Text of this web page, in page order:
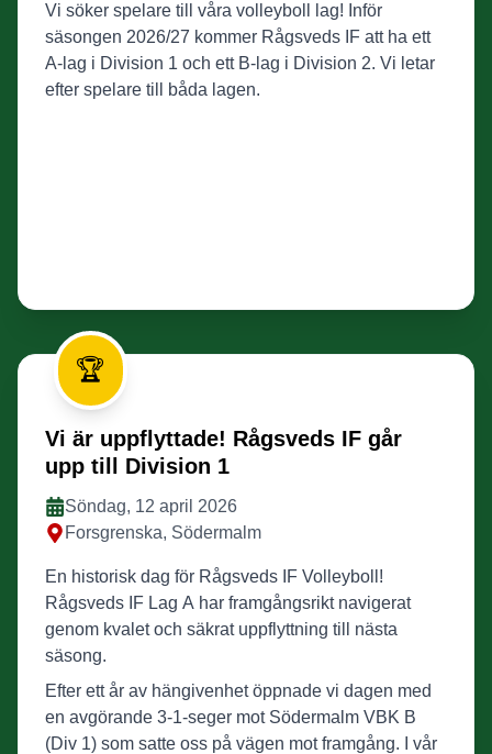
Vi söker spelare till våra volleyboll lag! Inför
säsongen 2026/27 kommer Rågsveds IF att ha ett
A-lag i Division 1 och ett B-lag i Division 2. Vi letar
efter spelare till båda lagen.
🏆
Vi är uppflyttade! Rågsveds IF går
upp till Division 1
Söndag, 12 april 2026
Forsgrenska, Södermalm
En historisk dag för Rågsveds IF Volleyboll!
Rågsveds IF Lag A har framgångsrikt navigerat
genom kvalet och säkrat uppflyttning till nästa
säsong.
Efter ett år av hängivenhet öppnade vi dagen med
en avgörande 3-1-seger mot Södermalm VBK B
(Div 1) som satte oss på vägen mot framgång. I vår